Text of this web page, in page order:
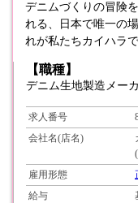
デニムづくりの冒険
れる、日本で唯一の
れが私たちカイハラで
【職種】
デニム生地製造メー
求人番号
会社名(店名)
(
雇用形態
給与